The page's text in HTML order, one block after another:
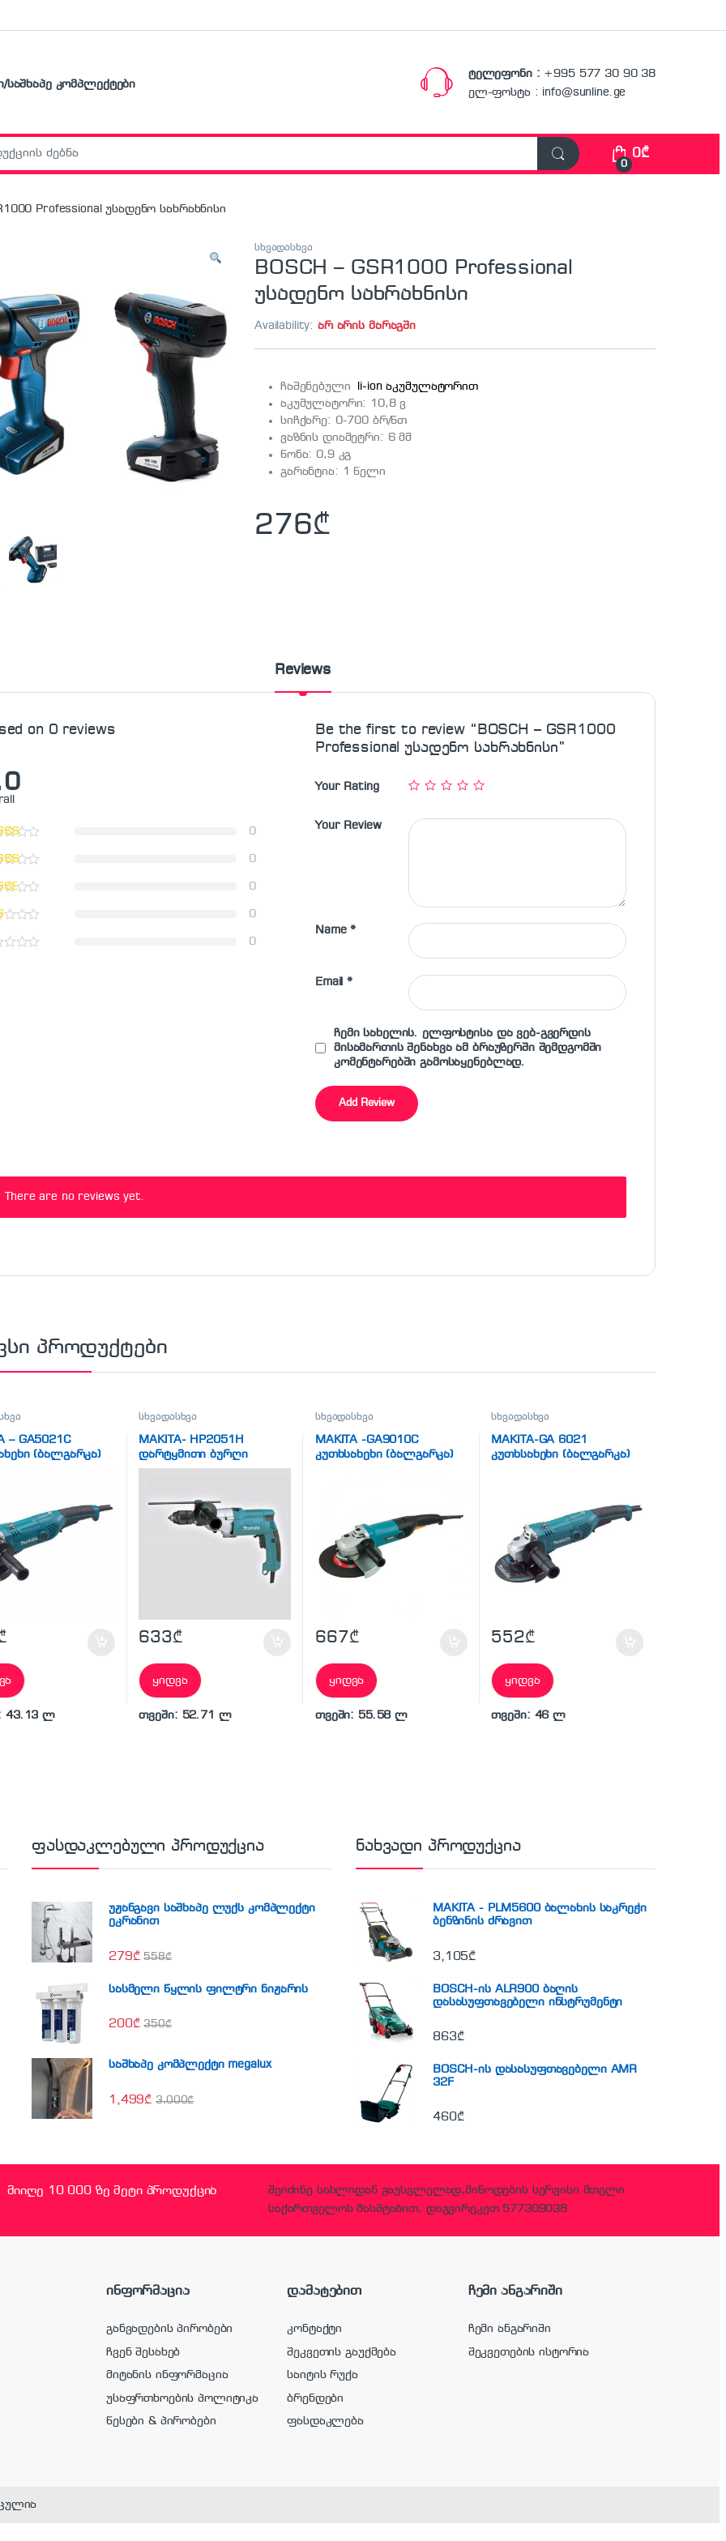
საშხაპე კომპლექტები
ტელეფონი : +995 577 30 90 38
ელ-ფოსტა : info@sunline.ge
0
0₾
Professional უსადენო სახრახნისი
სხვადასხვა
BOSCH – GSR1000 Professional
უსადენო სახრახნისი
Availability:არ არის მარაგში
ჩაშენებული
li-ion აკუმულატორით
აკუმულატორი: 10,8 ვ
სიჩქარე: 0-700 ბრ/წთ
ვაზნის დიამეტრი: 6 მმ
წონა: 0,9 კგ
გარანტია: 1 წელი
276₾
Reviews
on 0 reviews
0
0
0
0
0
Be the first to review “BOSCH – GSR1000
Professional უსადენო სახრახნისი”
Your Rating
Your Review
Name*
Email*
ჩემი სახელის. ელფოსტისა და ვებ-გვერდის
მისამართის შენახვა ამ ბრაუზერში შემდგომში
კომენტარებში გამოსაყენებლად.
There are no reviews yet.
პროდუქტები
– GA5021C
(ბალგარკა)
43.13 ლ
სხვადასხვა
MAKITA- HP2051H
დარტყმითი ბურღი
633₾
ყიდვა
თვეში: 52.71 ლ
სხვადასხვა
MAKITA -GA9010C
კუთხსახეხი (ბალგარკა)
667₾
ყიდვა
თვეში: 55.58 ლ
სხვადასხვა
MAKITA-GA 6021
კუთხსახეხი (ბალგარკა)
552₾
ყიდვა
თვეში: 46 ლ
ფასდაკლებული პროდუქცია
უჟანგავი საშხაპე ლუქს კომპლექტი
ეკრანით
279₾ 558₾
სასმელი წყლის ფილტრი ნიჟარის
200₾ 350₾
საშხაპე კომპლექტი megalux
1,499₾ 3,000₾
ნახვადი პროდუქცია
MAKITA - PLM5600 ბალახის საკრეჭი
ბენზინის ძრავით
3,105₾
BOSCH-ის ALR900 ბაღის
დასასუფთავებელი ინსტრუმენტი
863₾
BOSCH-ის დასასუფთავებელი AMR
32F
460₾
მიიღე 10 000 ზე მეტი პროდუქცია
შეიძინე სახლიდან გაუსვლელად,მიწოდების სერვისი მთელი
საქართველოს მასშტაბით, დაგვირეკეთ 577309038
ინფორმაცია
განვადების პირობები
ჩვენ შესახებ
მიტანის ინფორმაცია
უსაფრთხოების პოლიტიკა
წესები & პირობები
დამატებით
კონტაქტი
შეკვეთის გაუქმება
საიტის რუქა
ბრენდები
ფასდაკლება
ჩემი ანგარიში
ჩემი ანგარიში
შეკვეთების ისტორია